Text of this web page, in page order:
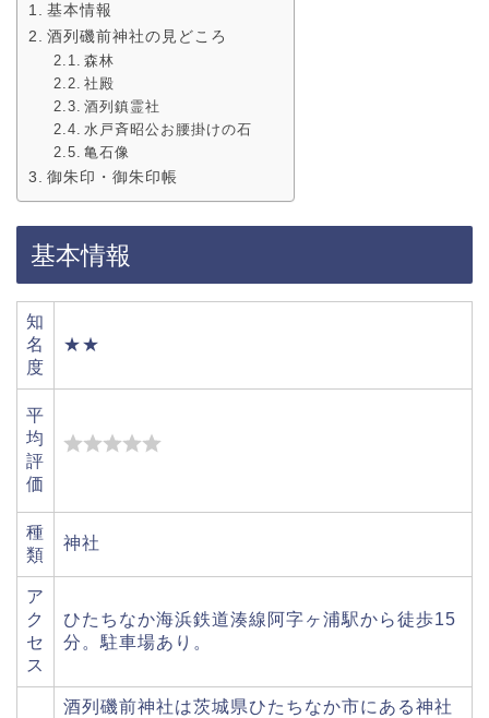
基本情報
酒列磯前神社の見どころ
森林
社殿
酒列鎮霊社
水戸斉昭公お腰掛けの石
亀石像
御朱印・御朱印帳
基本情報
知
名
度
★★
平
均
評
価
種
類
神社
ア
ク
セ
ス
ひたちなか海浜鉄道湊線阿字ヶ浦駅から徒歩15
分。駐車場あり。
酒列磯前神社は茨城県ひたちなか市にある神社